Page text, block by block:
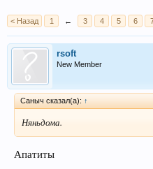
< Назад 1 ← 3 4 5 6
rsoft
New Member
Саныч сказал(а): ↑
Няньдома.
Апатиты